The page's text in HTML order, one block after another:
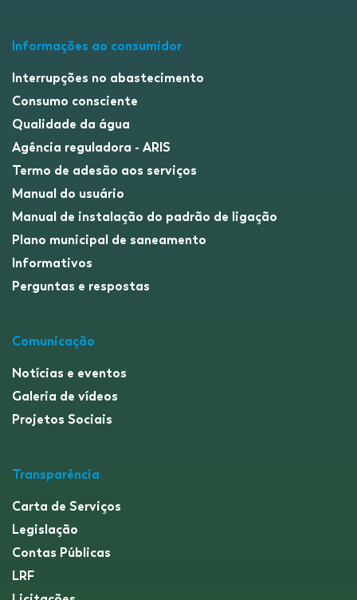
Informações ao consumidor
Interrupções no abastecimento
Consumo consciente
Qualidade da água
Agência reguladora - ARIS
Termo de adesão aos serviços
Manual do usuário
Manual de instalação do padrão de ligação
Plano municipal de saneamento
Informativos
Perguntas e respostas
Comunicação
Notícias e eventos
Galeria de vídeos
Projetos Sociais
Transparência
Carta de Serviços
Legislação
Contas Públicas
LRF